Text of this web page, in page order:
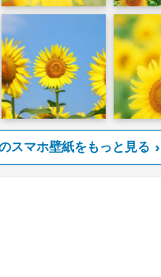
スマホ壁紙をもっと見る